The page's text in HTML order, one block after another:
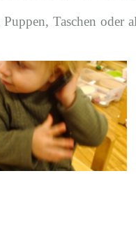
Taschen oder